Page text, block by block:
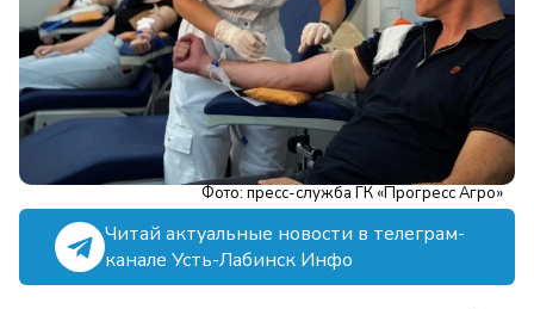
Фото: пресс-служба ГК «Прогресс Агро»
Читай актуальные новости в телеграм-
канале Усть-Лабинск Инфо